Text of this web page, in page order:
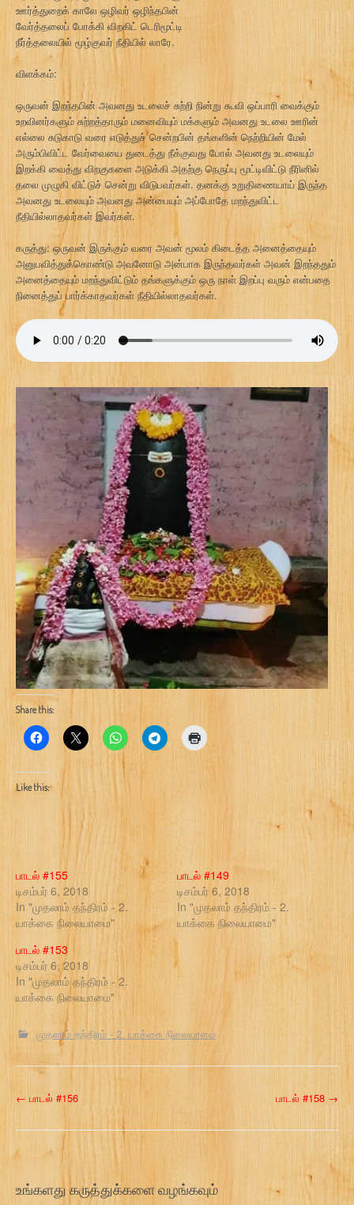
ஊர்த்துறைக் காலே ஒழிவர் ஒழிந்தபின்
வேர்த்தலைப் போக்கி விறகிட் டெரிமூட்டி
நீர்த்தலையில் மூழ்குவர் நீதியில் லாரே.
விளக்கம்:
ஒருவன் இறந்தபின் அவனது உடலைச் சுற்றி நின்று கூவி ஒப்பாரி வைக்கும்
உறவினர்களும் சுற்றத்தாரும் மனைவியும் மக்களும் அவனது உடலை ஊரின்
எல்லை சுடுகாடு வரை எடுத்துச் சென்றபின் தங்களின் நெற்றியின் மேல்
அரும்பிவிட்ட வேர்வையை துடைத்து நீக்குவது போல் அவனது உடலையும்
இறக்கி வைத்து விறகுகளை அடுக்கி அதற்கு நெருப்பு மூட்டிவிட்டு நீரினில்
தலை முழுகி விட்டுச் சென்று விடுபவர்கள். தனக்கு உறுதிணையாய் இருந்த
அவனது உடலையும் அவனது அன்பையும் அப்போதே மறந்துவிட்ட
நீதியில்லாதவர்கள் இவர்கள்.
கருத்து: ஒருவன் இருக்கும் வரை அவன் மூலம் கிடைத்த அனைத்தையும்
அனுபவித்துக்கொண்டு அவனோடு அன்பாக இருந்தவர்கள் அவன் இறந்ததும்
அனைத்தையும் மறந்துவிட்டும் தங்களுக்கும் ஒரு நாள் இறப்பு வரும் என்பதை
நினைத்துப் பார்க்காதவர்கள் நீதியில்லாதவர்கள்.
Share this:
Like this:
பாடல் #155
டிசம்பர் 6, 2018
In "முதலாம் தந்திரம் - 2.
யாக்கை நிலையாமை"
பாடல் #149
டிசம்பர் 6, 2018
In "முதலாம் தந்திரம் - 2.
யாக்கை நிலையாமை"
பாடல் #153
டிசம்பர் 6, 2018
In "முதலாம் தந்திரம் - 2.
யாக்கை நிலையாமை"
முதலாம் தந்திரம் - 2. யாக்கை நிலையாமை
P
o
s
t
← பாடல் #156 பாடல் #158 →
உங்களது கருத்துக்களை வழங்கவும்